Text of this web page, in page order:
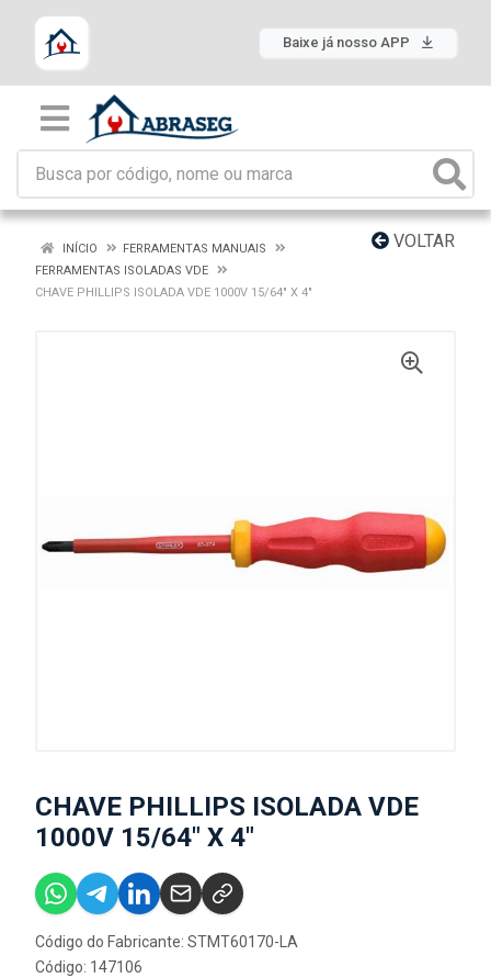
Baixe já nosso APP
VOLTAR
INÍCIO
FERRAMENTAS MANUAIS
FERRAMENTAS ISOLADAS VDE
CHAVE PHILLIPS ISOLADA VDE 1000V 15/64" X 4"
CHAVE PHILLIPS ISOLADA VDE
1000V 15/64" X 4"
Código do Fabricante: STMT60170-LA
Código: 147106